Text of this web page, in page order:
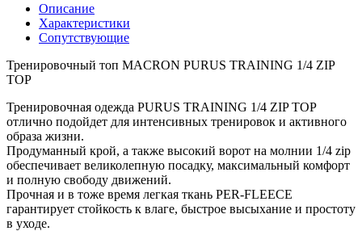
Описание
Характеристики
Сопутствующие
Тренировочный топ MACRON PURUS TRAINING 1/4 ZIP
TOP
Тренировочная одежда PURUS TRAINING 1/4 ZIP TOP
отлично подойдет для интенсивных тренировок и активного
образа жизни.
Продуманный крой, а также высокий ворот на молнии 1/4 zip
обеспечивает великолепную посадку, максимальный комфорт
и полную свободу движений.
Прочная и в тоже время легкая ткань PER-FLEECE
гарантирует стойкость к влаге, быстрое высыхание и простоту
в уходе.